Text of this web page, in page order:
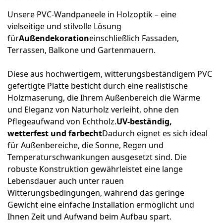
Unsere PVC-Wandpaneele in Holzoptik – eine
vielseitige und stilvolle Lösung
fürAußendekorationeinschließlich Fassaden,
Terrassen, Balkone und Gartenmauern.
Diese aus hochwertigem, witterungsbeständigem PVC
gefertigte Platte besticht durch eine realistische
Holzmaserung, die Ihrem Außenbereich die Wärme
und Eleganz von Naturholz verleiht, ohne den
Pflegeaufwand von Echtholz.UV-beständig,
wetterfest und farbechtDadurch eignet es sich ideal
für Außenbereiche, die Sonne, Regen und
Temperaturschwankungen ausgesetzt sind. Die
robuste Konstruktion gewährleistet eine lange
Lebensdauer auch unter rauen
Witterungsbedingungen, während das geringe
Gewicht eine einfache Installation ermöglicht und
Ihnen Zeit und Aufwand beim Aufbau spart.